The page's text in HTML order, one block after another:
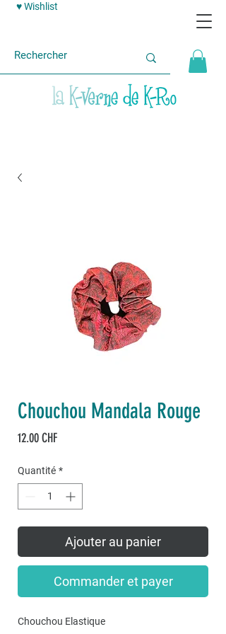
♥ Wishlist
Chouchou Mandala Rouge
12.00 CHFPrix
Quantité *
Ajouter au panier
Commander et payer
Chouchou Elastique